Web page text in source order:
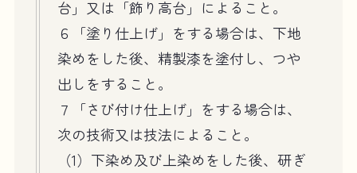
台」又は「飾り高台」によること。
６「塗り仕上げ」をする場合は、下地
染めをした後、精製漆を塗付し、つや
出しをすること。
７「さび付け仕上げ」をする場合は、
次の技術又は技法によること。
（1）下染め及び上染めをした後、研ぎ